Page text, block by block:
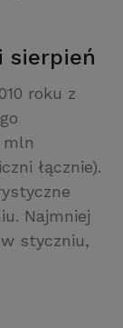
sierpień
roku z
mln
łącznie).
Najmniej
styczniu,